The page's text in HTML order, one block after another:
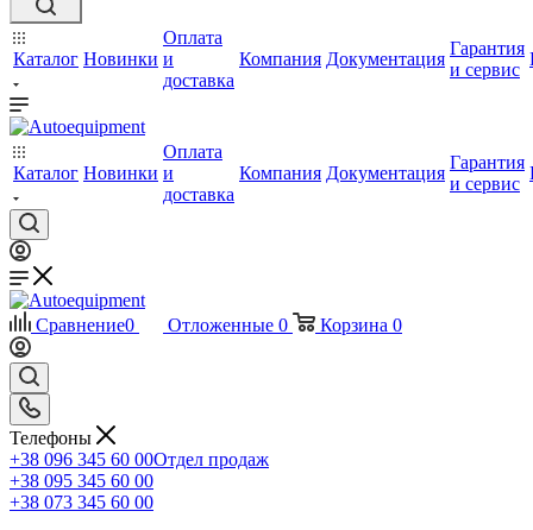
Каталог Новинки
Оплата
и
доставка
Компания Документация
Гарантия
и сервис
Каталог Новинки
Оплата
и
доставка
Компания Документация
Гарантия
и сервис
Сравнение0 Отложенные 0 Корзина 0
Телефоны
+38 096 345 60 00Отдел продаж
+38 095 345 60 00
+38 073 345 60 00